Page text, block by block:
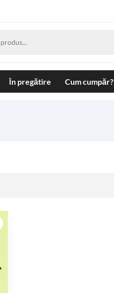
În pregătire Cum cumpăr?